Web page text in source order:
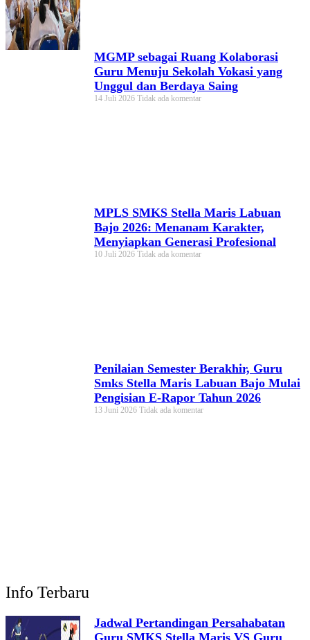
MGMP sebagai Ruang Kolaborasi
Guru Menuju Sekolah Vokasi yang
Unggul dan Berdaya Saing
14 Juli 2026 Tidak ada komentar
MPLS SMKS Stella Maris Labuan
Bajo 2026: Menanam Karakter,
Menyiapkan Generasi Profesional
10 Juli 2026 Tidak ada komentar
Penilaian Semester Berakhir, Guru
Smks Stella Maris Labuan Bajo Mulai
Pengisian E-Rapor Tahun 2026
13 Juni 2026 Tidak ada komentar
Info Terbaru
Jadwal Pertandingan Persahabatan